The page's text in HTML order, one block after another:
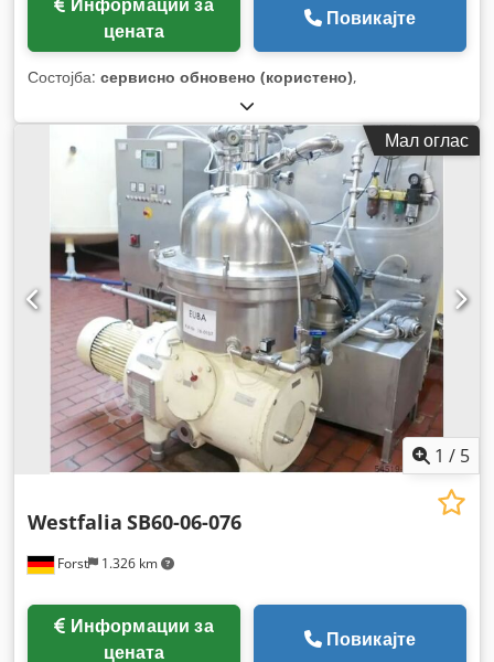
цената
Повикајте
Состојба: сервисно обновено (користено),
Мал оглас
1 / 5
Forst 1.326 km
Westfalia SB60-06-076
цената
Повикајте